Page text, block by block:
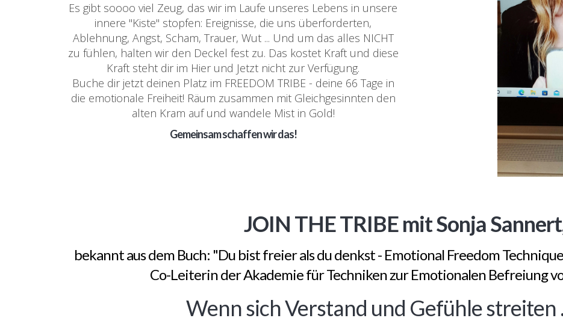
Es gibt soooo viel Zeug, das wir im Laufe unseres Lebens in unsere
innere "Kiste" stopfen: Ereignisse, die uns überforderten,
Ablehnung, Angst, Scham, Trauer, Wut ... Und um das alles NICHT
zu fühlen, halten wir den Deckel fest zu. Das kostet Kraft und diese
Kraft steht dir im Hier und Jetzt nicht zur Verfügung.
Buche dir jetzt deinen Platz im FREEDOM TRIBE - deine 66 Tage in
die emotionale Freiheit! Räum zusammen mit Gleichgesinnten den
alten Kram auf und wandele Mist in Gold!
Gemeinsam schaffen wir das!
JOIN THE TRIBE mit Sonja
bekannt aus dem Buch: "Du bist freier als du denkst - Emotional Freedom
Co-Leiterin der Akademie für Techniken zur Emotionalen Befreiung
Wenn sich Verstand und Gefühle streiten